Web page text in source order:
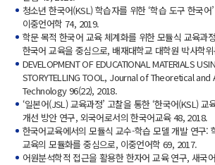
청소년 한국어(KSL) 학습자를 위한 ‘학습 도구 한국어
이중언어학 74, 2019.
학문 목적 한국어 교육 체계화를 위한 모듈식 교육과
한국어 교육을 중심으로, 배재대학교 대학원 박사학
DEVELOPMENT OF EDUCATIONAL MATERIALS
STORYTELLING TOOL, Journal of Theoretical
Technology 96(22), 2018.
‘일본어(JSL) 교육과정’ 고찰을 통한 ‘한국어(KSL) 교
개선 방안 연구, 외국어로서의 한국어교육 48, 2018.
한국어교육에서의 모듈식 교수-학습 모델 개발 연구:
교육의 모듈화를 중심으로, 이중언어학 69, 2017.
어원분석학적 접근을 활용한 한자어 교육 연구, 새국